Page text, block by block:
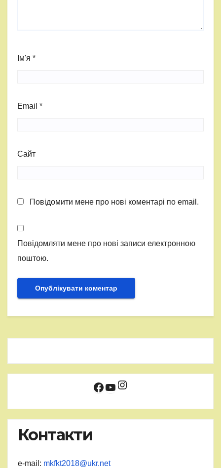
Ім'я *
Email *
Сайт
Повідомити мене про нові коментарі по email.
Повідомляти мене про нові записи електронною
поштою.
Facebook
YouTube
Instagram
Контакти
e-mail: mkfkt2018@ukr.net